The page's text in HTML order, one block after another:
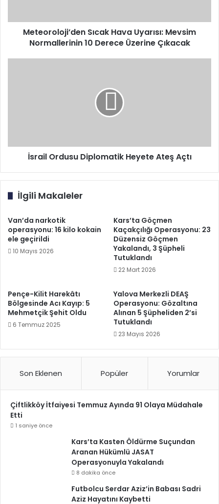
Üzerine
ÇıkacakMeteoroloji’den Sıcak Hava Uyarısı: Mevsim
Normallerinin 10 Derece Üzerine Çıkacak
İsrail Ordusu Diplomatik Heyete Ateş Açtı
İlgili Makaleler
Van’da narkotik
operasyonu: 16 kilo kokain
ele geçirildi
10 Mayıs 2026
Kars’ta Göçmen
Kaçakçılığı Operasyonu: 23
Düzensiz Göçmen
Yakalandı, 3 Şüpheli
Tutuklandı
22 Mart 2026
Pençe-Kilit Harekâtı
Bölgesinde Acı Kayıp: 5
Mehmetçik Şehit Oldu
6 Temmuz 2025
Yalova Merkezli DEAŞ
Operasyonu: Gözaltına
Alınan 5 Şüpheliden 2’si
Tutuklandı
23 Mayıs 2026
Son Eklenen Popüler Yorumlar
Çiftlikköy İtfaiyesi Temmuz Ayında 91 Olaya Müdahale
Etti
1 saniye önce
Kars’ta Kasten Öldürme Suçundan
Aranan Hükümlü JASAT
Operasyonuyla Yakalandı
8 dakika önce
Futbolcu Serdar Aziz’in Babası Sadri
Aziz Hayatını Kaybetti